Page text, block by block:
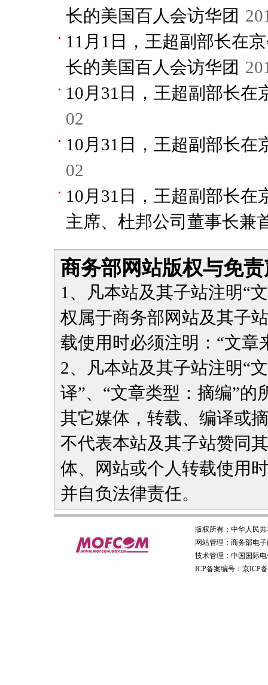
长的美国百人会访华团
11月1日，王超副部长在
长的美国百人会访华团
10月31日，王超副部长在
02
10月31日，王超副部长在
02
10月31日，王超副部长
主席、杜邦公司董事长兼
商务部网站版权与免
1、凡本站及其子站注明“
权属于商务部网站及其子
载使用时必须注明：“文章
2、凡本站及其子站注明“
译”、“文章类型：摘编”
其它媒体，转载、编译或
不代表本站及其子站赞同
体、网站或个人转载使用
并自负法律责任。
版权所有： 中华人民
网站管理： 商务部电
技术管理： 中国国际
ICP备案编号：京ICP